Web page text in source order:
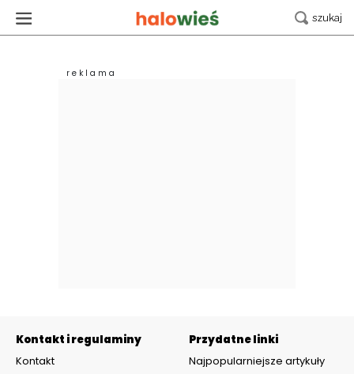
Kontakt i regulaminy
Kontakt
Przydatne linki
Najpopularniejsze artykuły